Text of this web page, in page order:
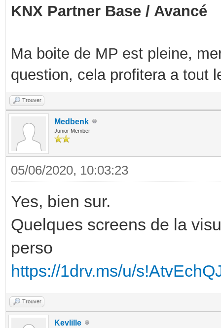
KNX Partner Base / Avancé
Ma boite de MP est pleine,
question, cela profitera a tout
Trouver
Medbenk
Junior Member
05/06/2020, 10:03:23
Yes, bien sur.
Quelques screens de la
perso
https://1drv.ms/u/
Trouver
Kevlille